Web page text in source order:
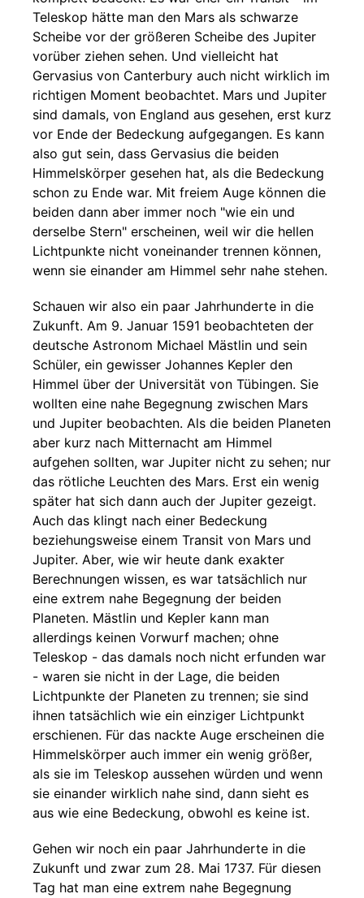
Teleskop hätte man den Mars als schwarze
Scheibe vor der größeren Scheibe des Jupiter
vorüber ziehen sehen. Und vielleicht hat
Gervasius von Canterbury auch nicht wirklich im
richtigen Moment beobachtet. Mars und Jupiter
sind damals, von England aus gesehen, erst kurz
vor Ende der Bedeckung aufgegangen. Es kann
also gut sein, dass Gervasius die beiden
Himmelskörper gesehen hat, als die Bedeckung
schon zu Ende war. Mit freiem Auge können die
beiden dann aber immer noch "wie ein und
derselbe Stern" erscheinen, weil wir die hellen
Lichtpunkte nicht voneinander trennen können,
wenn sie einander am Himmel sehr nahe stehen.
Schauen wir also ein paar Jahrhunderte in die
Zukunft. Am 9. Januar 1591 beobachteten der
deutsche Astronom Michael Mästlin und sein
Schüler, ein gewisser Johannes Kepler den
Himmel über der Universität von Tübingen. Sie
wollten eine nahe Begegnung zwischen Mars
und Jupiter beobachten. Als die beiden Planeten
aber kurz nach Mitternacht am Himmel
aufgehen sollten, war Jupiter nicht zu sehen; nur
das rötliche Leuchten des Mars. Erst ein wenig
später hat sich dann auch der Jupiter gezeigt.
Auch das klingt nach einer Bedeckung
beziehungsweise einem Transit von Mars und
Jupiter. Aber, wie wir heute dank exakter
Berechnungen wissen, es war tatsächlich nur
eine extrem nahe Begegnung der beiden
Planeten. Mästlin und Kepler kann man
allerdings keinen Vorwurf machen; ohne
Teleskop - das damals noch nicht erfunden war
- waren sie nicht in der Lage, die beiden
Lichtpunkte der Planeten zu trennen; sie sind
ihnen tatsächlich wie ein einziger Lichtpunkt
erschienen. Für das nackte Auge erscheinen die
Himmelskörper auch immer ein wenig größer,
als sie im Teleskop aussehen würden und wenn
sie einander wirklich nahe sind, dann sieht es
aus wie eine Bedeckung, obwohl es keine ist.
Gehen wir noch ein paar Jahrhunderte in die
Zukunft und zwar zum 28. Mai 1737. Für diesen
Tag hat man eine extrem nahe Begegnung